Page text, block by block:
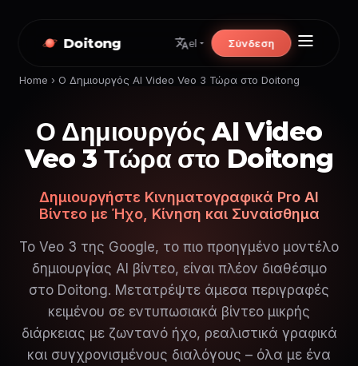
Doitong el Σύνδεση
Home › Ο Δημιουργός AI Video Veo 3 Τώρα στο Doitong
Ο Δημιουργός AI Video
Veo 3 Τώρα στο Doitong
Δημιουργήστε Κινηματογραφικά Pro AI
Βίντεο με Ήχο, Κίνηση και Συναίσθημα
Το Veo 3 της Google, το πιο προηγμένο μοντέλο
δημιουργίας AI βίντεο, είναι πλέον διαθέσιμο
στο Doitong. Μετατρέψτε άμεσα περιγραφές
κειμένου σε εντυπωσιακά βίντεο μικρής
διάρκειας με ζωντανό ήχο, ρεαλιστικά γραφικά
και συγχρονισμένους διαλόγους – όλα με ένα